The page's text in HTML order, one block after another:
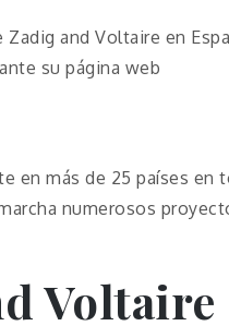
and Voltaire en
su página web
en más de 25 países en
numerosos
Voltaire